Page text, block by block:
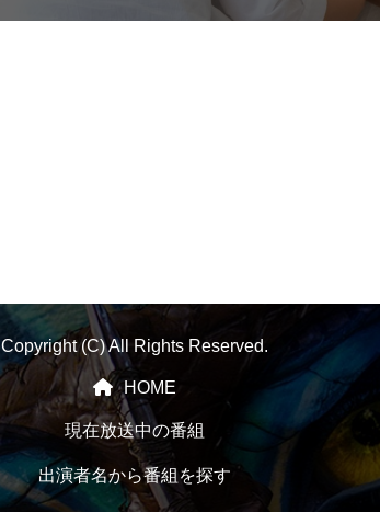
Copyright (C) All Rights Reserved.
HOME
現在放送中の番組
出演者名から番組を探す